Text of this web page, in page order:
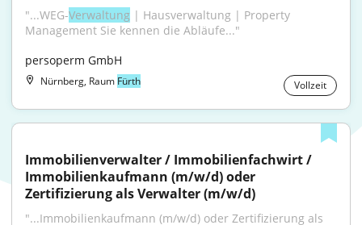
"...WEG-Verwaltung | Hausverwaltung | Property
Management Sie kennen die Abläufe..."
persoperm GmbH
Nürnberg, Raum Fürth Vollzeit
Immobilienverwalter / Immobilienfachwirt /
Immobilienkaufmann (m/w/d) oder
Zertifizierung als Verwalter (m/w/d)